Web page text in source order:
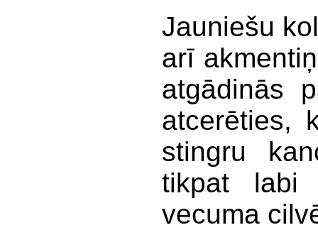
Jauniešu
arī
atgādinās
atcerēties,
stingru
tikpat labi
vecuma